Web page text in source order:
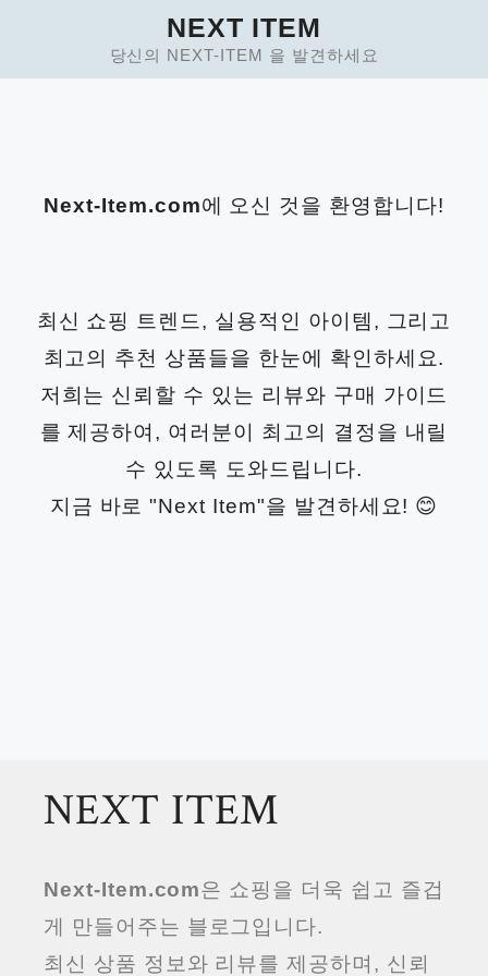
NEXT ITEM
당신의 NEXT-ITEM 을 발견하세요
Next-Item.com에 오신 것을 환영합니다!
최신 쇼핑 트렌드, 실용적인 아이템, 그리고
최고의 추천 상품들을 한눈에 확인하세요.
저희는 신뢰할 수 있는 리뷰와 구매 가이드
를 제공하여, 여러분이 최고의 결정을 내릴
수 있도록 도와드립니다.
지금 바로 "Next Item"을 발견하세요! 😊
NEXT ITEM
Next-Item.com은 쇼핑을 더욱 쉽고 즐겁
게 만들어주는 블로그입니다.
최신 상품 정보와 리뷰를 제공하며, 신뢰